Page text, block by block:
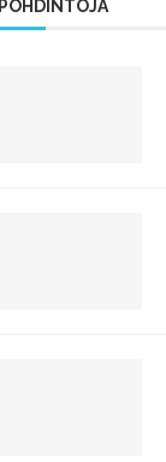
POHDINTOJA